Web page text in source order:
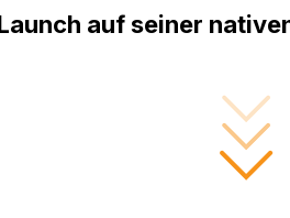
auf seiner